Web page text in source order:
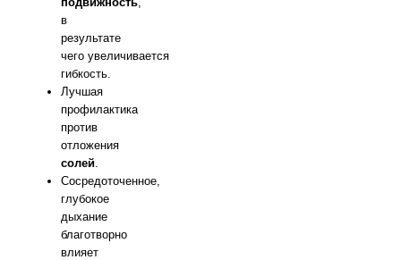
в
результате
чего увеличивается
гибкость.
Лучшая
профилактика
против
отложения
солей.
Сосредоточенное,
глубокое
дыхание
благотворно
влияет